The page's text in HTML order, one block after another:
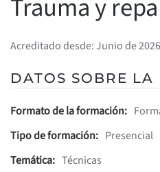
Trauma y
Acreditado desde: Junio de
DATOS SOBRE
Formato de la formación:
Tipo de formación: Presencial
Temática: Técnicas